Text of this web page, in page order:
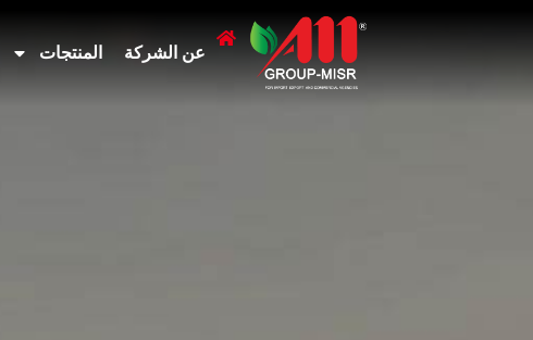
عن الشركة المنتجات